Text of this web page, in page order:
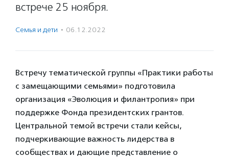
встрече 25 ноября.
Семья и дети · 06.12.2022
Встречу тематической группы «Практики работы
с замещающими семьями» подготовила
организация «Эволюция и филантропия» при
поддержке Фонда президентских грантов.
Центральной темой встречи стали кейсы,
подчеркивающие важность лидерства в
сообществах и дающие представление о